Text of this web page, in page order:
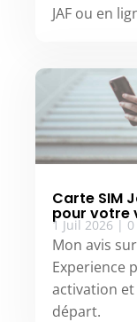
JAF ou en
Carte SIM
pour votre
1 Juil 2026 |
Mon avis
Experience
activation
départ.